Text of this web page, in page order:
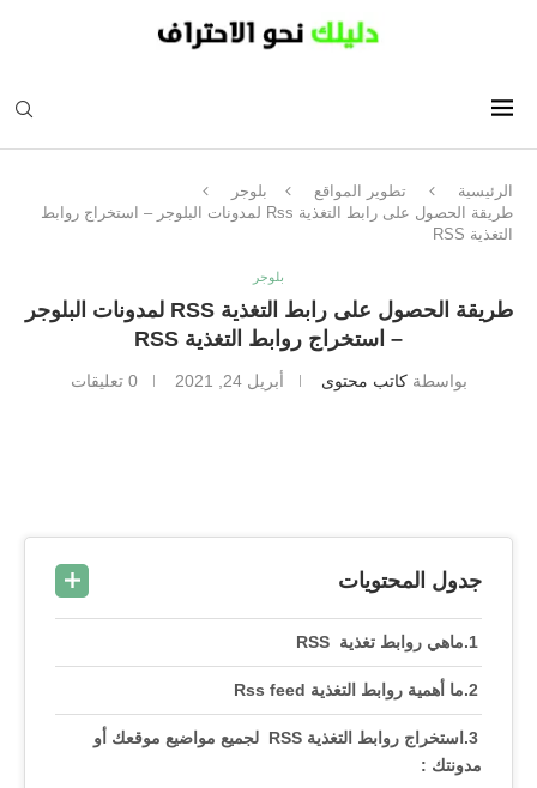
الرئيسية تطوير المواقع
بلوجر
طريقة الحصول على رابط التغذية Rss لمدونات البلوجر – استخراج روابط
التغذية RSS
بلوجر
طريقة الحصول على رابط التغذية RSS لمدونات البلوجر
– استخراج روابط التغذية RSS
بواسطةكاتب محتوى أبريل 24, 2021 0 تعليقات
جدول المحتويات
ماهي روابط تغذية RSS
ما أهمية روابط التغذية Rss feed
استخراج روابط التغذية RSS لجميع مواضيع موقعك أو
مدونتك :